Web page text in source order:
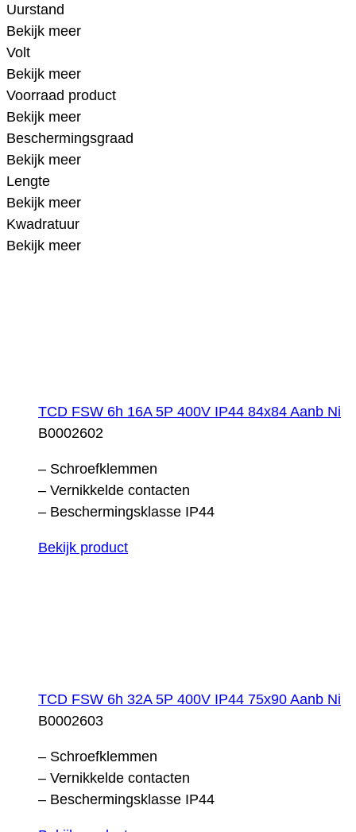
Uurstand
Bekijk meer
Volt
Bekijk meer
Voorraad product
Bekijk meer
Beschermingsgraad
Bekijk meer
Lengte
Bekijk meer
Kwadratuur
Bekijk meer
TCD FSW 6h 16A 5P 400V IP44 84x84 Aanb Ni
B0002602
– Schroefklemmen
– Vernikkelde contacten
– Beschermingsklasse IP44
Bekijk product
TCD FSW 6h 32A 5P 400V IP44 75x90 Aanb Ni
B0002603
– Schroefklemmen
– Vernikkelde contacten
– Beschermingsklasse IP44